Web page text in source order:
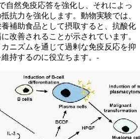
自然免疫応答を強化し、それによっ
抗力を強化します。動物実験では、
補助食品として摂取すると、抗酸化
改善されることが示されています。
ニズムを通じて過剰な免疫反応を抑
持するのに役立ちます。-